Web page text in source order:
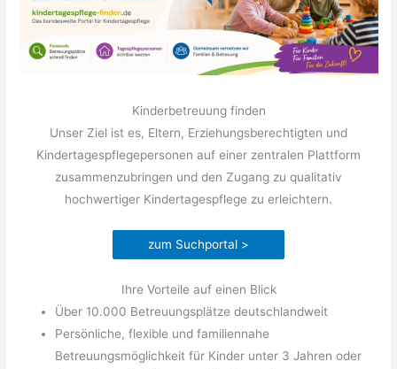
Kinderbetreuung finden
Unser Ziel ist es, Eltern, Erziehungsberechtigten und
Kindertagespflegepersonen auf einer zentralen Plattform
zusammenzubringen und den Zugang zu qualitativ
hochwertiger Kindertagespflege zu erleichtern.
zum Suchportal >
Ihre Vorteile auf einen Blick
Über 10.000 Betreuungsplätze deutschlandweit
Persönliche, flexible und familiennahe
Betreuungsmöglichkeit für Kinder unter 3 Jahren oder